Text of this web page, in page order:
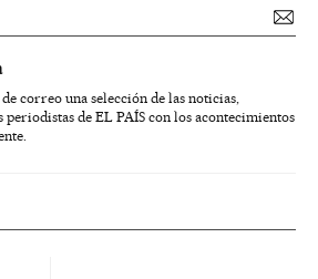
correo una selección de las noticias,
periodistas de EL PAÍS con los acontecimientos